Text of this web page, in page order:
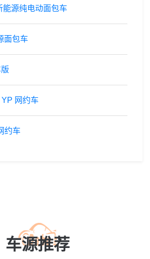
能源纯电动面包车
面包车
网约车
约车
车源推荐